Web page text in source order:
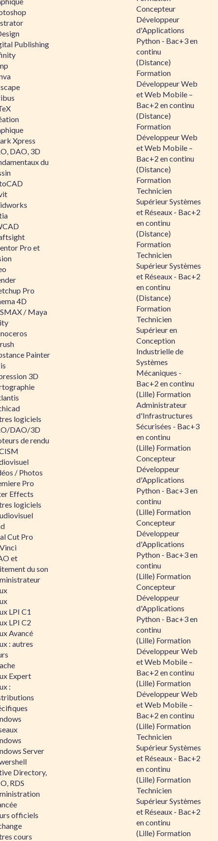
Publishing
Xpress
DAO, 3D
du
Pro et
Pro
4D
/ Maya
Painter
3D
logiciels
DAO/3D
de rendu
/ Photos
Pro
Effects
logiciels
Cut Pro
et
du son
LPI C1
LPI C2
Avancé
: autres
Expert
:
Server
Directory,
RDS
officiels
cours
Concepteur
Développeur
d'Applications
Python - Bac+3 en
continu
(Distance)
Formation
Développeur Web
et Web Mobile –
Bac+2 en continu
(Distance)
Formation
Développeur Web
et Web Mobile –
Bac+2 en continu
(Distance)
Formation
Technicien
Supérieur Systèmes
et Réseaux - Bac+2
en continu
(Distance)
Formation
Technicien
Supérieur Systèmes
et Réseaux - Bac+2
en continu
(Distance)
Formation
Technicien
Supérieur en
Conception
Industrielle de
Systèmes
Mécaniques -
Bac+2 en continu
(Lille) Formation
Administrateur
d'Infrastructures
Sécurisées - Bac+3
en continu
(Lille) Formation
Concepteur
Développeur
d'Applications
Python - Bac+3 en
continu
(Lille) Formation
Concepteur
Développeur
d'Applications
Python - Bac+3 en
continu
(Lille) Formation
Concepteur
Développeur
d'Applications
Python - Bac+3 en
continu
(Lille) Formation
Développeur Web
et Web Mobile –
Bac+2 en continu
(Lille) Formation
Développeur Web
et Web Mobile –
Bac+2 en continu
(Lille) Formation
Technicien
Supérieur Systèmes
et Réseaux - Bac+2
en continu
(Lille) Formation
Technicien
Supérieur Systèmes
et Réseaux - Bac+2
en continu
(Lille) Formation